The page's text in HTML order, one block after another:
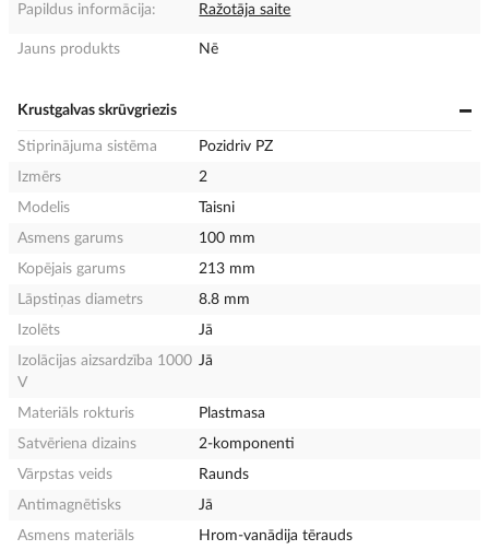
Papildus informācija:
Ražotāja saite
Jauns produkts Nē
Krustgalvas skrūvgriezis
Stiprinājuma sistēma
Pozidriv PZ
Izmērs
2
Modelis
Taisni
Asmens garums
100 mm
Kopējais garums
213 mm
Lāpstiņas diametrs
8.8 mm
Izolēts
Jā
Izolācijas aizsardzība 1000
V
Jā
Materiāls rokturis
Plastmasa
Satvēriena dizains
2-komponenti
Vārpstas veids
Raunds
Antimagnētisks
Jā
Asmens materiāls
Hrom-vanādija tērauds